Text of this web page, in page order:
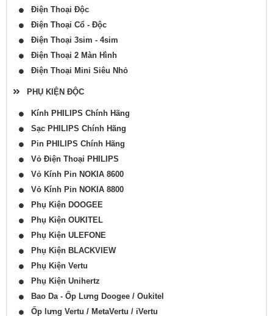
Điện Thoại Độc
Điện Thoại Cổ - Độc
Điện Thoại 3sim - 4sim
Điện Thoại 2 Màn Hình
Điện Thoại Mini Siêu Nhỏ
PHỤ KIỆN ĐỘC
Kính PHILIPS Chính Hãng
Sạc PHILIPS Chính Hãng
Pin PHILIPS Chính Hãng
Vỏ Điện Thoại PHILIPS
Vỏ Kính Pin NOKIA 8600
Vỏ Kính Pin NOKIA 8800
Phụ Kiện DOOGEE
Phụ Kiện OUKITEL
Phụ Kiện ULEFONE
Phụ Kiện BLACKVIEW
Phụ Kiện Vertu
Phụ Kiện Unihertz
Bao Da - Ốp Lưng Doogee / Oukitel
Ốp lưng Vertu / MetaVertu / iVertu